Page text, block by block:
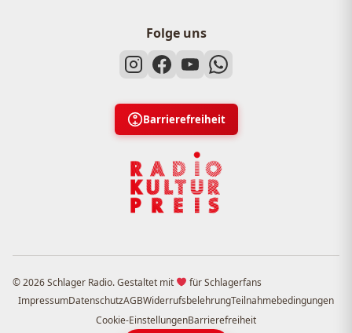
Folge uns
Barrierefreiheit
© 2026 Schlager Radio. Gestaltet mit
für Schlagerfans
ImpressumDatenschutzAGBWiderrufsbelehrungTeilnahmebedingungen
Cookie-EinstellungenBarrierefreiheit